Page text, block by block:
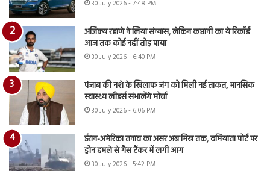
30 July 2026 - 7:48 PM
अजिंक्य रहाणे ने लिया संन्यास, लेकिन कप्तानी का ये रिकॉर्ड
आज तक कोई नहीं तोड़ पाया
30 July 2026 - 6:40 PM
पंजाब की नशे के खिलाफ जंग को मिली नई ताकत, मानसिक
स्वास्थ्य लीडर्स संभालेंगे मोर्चा
30 July 2026 - 6:06 PM
ईरान-अमेरिका तनाव का असर अब मिस्र तक, दमियाता पोर्ट पर
ड्रोन हमले से गैस टैंकर में लगी आग
30 July 2026 - 5:42 PM